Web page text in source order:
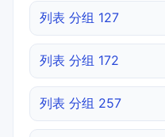
列表 分组 127
列表 分组 172
列表 分组 257